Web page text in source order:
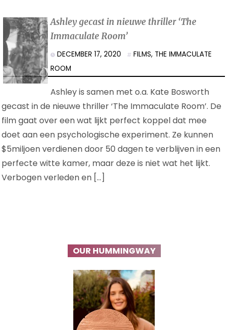
Ashley gecast in nieuwe thriller ‘The
Immaculate Room’
DECEMBER 17, 2020 FILMS, THE IMMACULATE
ROOM
Ashley is samen met o.a. Kate Bosworth
gecast in de nieuwe thriller ‘The Immaculate Room’. De
film gaat over een wat lijkt perfect koppel dat mee
doet aan een psychologische experiment. Ze kunnen
$5miljoen verdienen door 50 dagen te verblijven in een
perfecte witte kamer, maar deze is niet wat het lijkt.
Verbogen verleden en […]
OUR HUMMINGWAY